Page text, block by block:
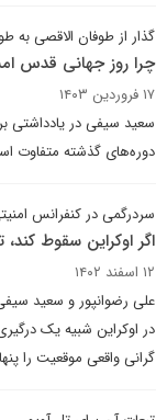
گذار از طوفان الاقصی به
چرا روز جهانی قدس
۱۷ فروردین ۱۴۰۳
دوره‌های گذشته متفاوت
سردرگمی در کنفرانس
اگر اوکراین سقوط
۱۲ اسفند ۱۴۰۲
علی رضوانپور و سعید
در اوکراین شبیه یک
گرانی واقعی موقعیت را